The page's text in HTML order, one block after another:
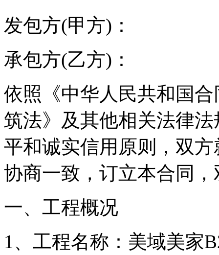
发包方(甲方)：
承包方(乙方)：
依照《中华人民共和国
筑法》及其他相关法律
平和诚实信用原则，双
协商一致，订立本合同
一、工程概况
1、工程名称：美域美家